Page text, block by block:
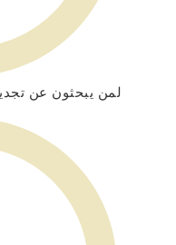
لمن يبحثون عن